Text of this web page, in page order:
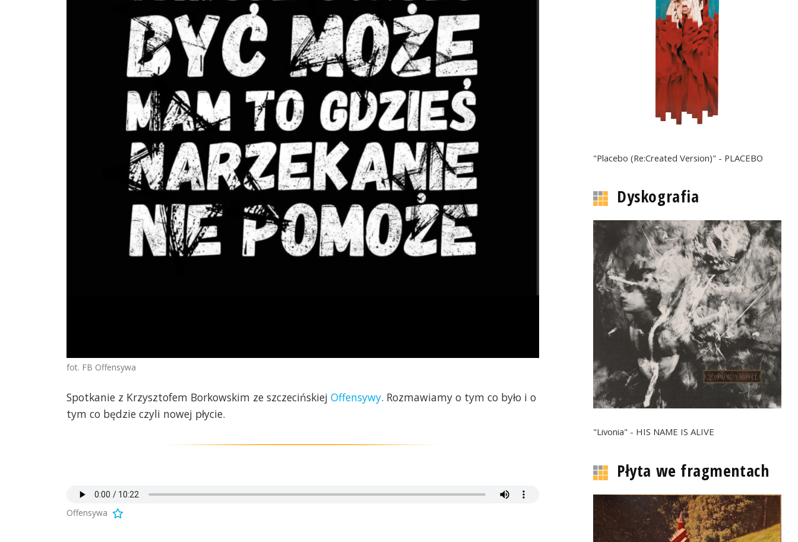
fot. FB Offensywa
Spotkanie z Krzysztofem Borkowskim ze szczecińskiej Offensywy. Rozmawiamy o tym co było i o
tym co będzie czyli nowej płycie.
Offensywa
"Placebo (Re:Created Version)" - PLACEBO
Dyskografia
"Livonia" - HIS NAME IS ALIVE
Płyta we fragmentach